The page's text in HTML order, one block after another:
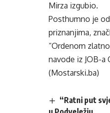
Mirza izgubio.
Posthumno je
priznanjima,
“Ordenom
navode iz JOB-a
(Mostarski.ba)
“Ratni put